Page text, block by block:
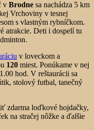
v Brodne sa nachádza 5 km
Vrchoviny v tesnej
s vlastným rybníčkom.
atrakcie. Deti i dospelí tu
v loveckom a
120 miest. Ponúkame v nej
hod. V reštaurácii sa
stolový futbal, tanečný
zdarma loďkové hojdačky,
na stračej nôžke a ďalšie